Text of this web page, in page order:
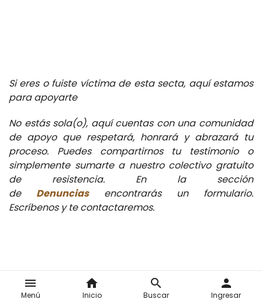
menu
Menú
home
Inicio
search
Buscar
person
Ingresar
Si eres o fuiste víctima de esta secta, aquí estamos
para apoyarte
No estás sola(o), aquí cuentas con una comunidad
de apoyo que respetará, honrará y abrazará tu
proceso. Puedes compartirnos tu testimonio o
simplemente sumarte a nuestro colectivo gratuito
de resistencia. En la sección
de Denunciasencontrarás un formulario.
Escríbenos y te contactaremos.
Te puede interesar